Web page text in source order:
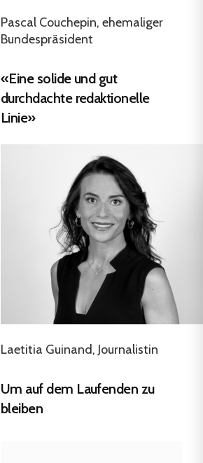
Pascal Couchepin, ehemaliger
Bundespräsident
«Eine solide und gut
durchdachte redaktionelle
Linie»
Laetitia Guinand, Journalistin
Um auf dem Laufenden zu
bleiben